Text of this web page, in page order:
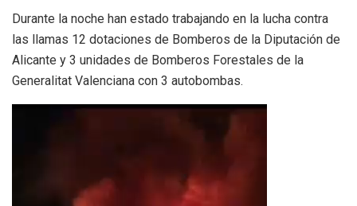
Durante la noche han estado trabajando en la lucha contra
las llamas 12 dotaciones de Bomberos de la Diputación de
Alicante y 3 unidades de Bomberos Forestales de la
Generalitat Valenciana con 3 autobombas.